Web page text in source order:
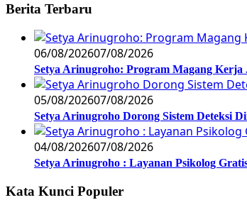
Berita Terbaru
06/08/202607/08/2026
Setya Arinugroho: Program Magang Kerja
05/08/202607/08/2026
Setya Arinugroho Dorong Sistem Deteksi
04/08/202607/08/2026
Setya Arinugroho : Layanan Psikolog
Kata Kunci Populer